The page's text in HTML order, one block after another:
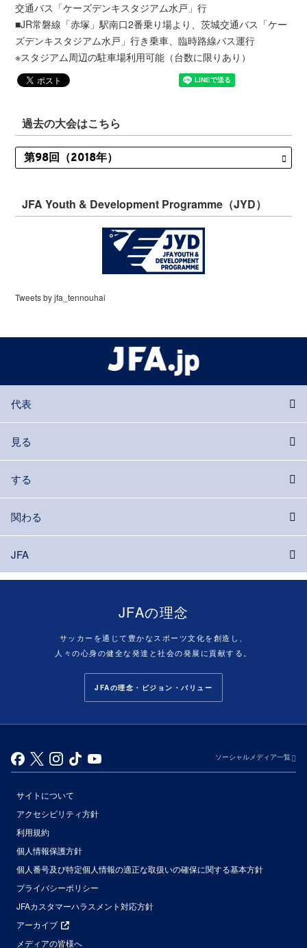
交通バス「ケーズデンキスタジアム水戸」行
■JR常磐線「赤塚」駅南口2番乗り場より、茨城交通バス「ケー
ズデンキスタジアム水戸」行き乗車、臨時路線バス運行
※スタジアム周辺の駐車場利用可能（台数に限りあり）
過去の大会はこちら
JFA Youth & Development Programme（JYD）
Tweets by jfa_tennouhai
代表
見る
する
関わる
JFA
JFAの理念
サッカーを通じて豊かなスポーツ文化を創造し、
人々の心身の健全な発達と社会の発展に貢献する。
JFAの理念・ビジョン・バリュー
ソーシャルメディア一覧
サイトについて
アクセシビリティ方針
利用規約
個人情報保護方針
個人番号及び特定個人情報の適正な取扱いの確保に関する基本方針
プライバシーポリシー
JFAカスタマーハラスメント対応方針
アーカイブ
メディアの皆様へ